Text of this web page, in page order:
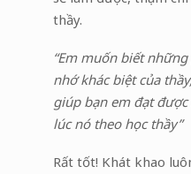
thầy.
“Em muốn biết
nhớ khác biệt của
giúp bạn em đạt
lúc nó theo học thầy”
Rất tốt! Khát khao